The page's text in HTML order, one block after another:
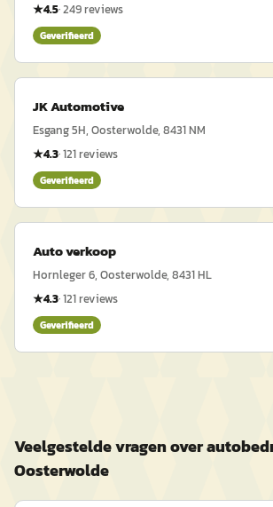
★4.5·249reviews
Geverifieerd
JK Automotive
Esgang 5H, Oosterwolde, 8431 NM
★4.3·121reviews
Geverifieerd
Auto verkoop
Hornleger 6, Oosterwolde, 8431 HL
★4.3·121reviews
Geverifieerd
Veelgestelde vragen over
Oosterwolde